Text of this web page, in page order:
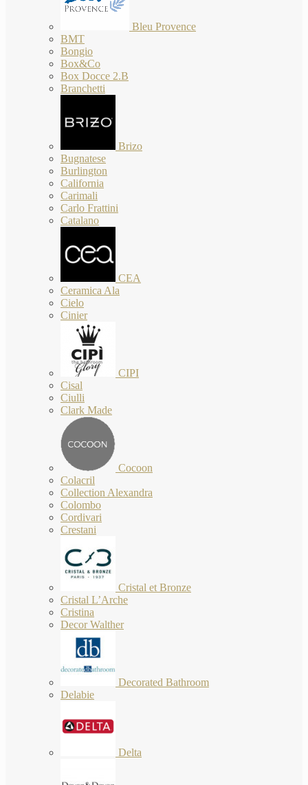
Bleu Provence
BMT
Bongio
Box&Co
Box Docce 2.B
Branchetti
Brizo
Bugnatese
Burlington
California
Carimali
Carlo Frattini
Catalano
CEA
Ceramica Ala
Cielo
Cinier
CIPI
Cisal
Ciulli
Clark Made
Cocoon
Colacril
Collection Alexandra
Colombo
Cordivari
Crestani
Cristal et Bronze
Cristal L’Arche
Cristina
Decor Walther
Decorated Bathroom
Delabie
Delta